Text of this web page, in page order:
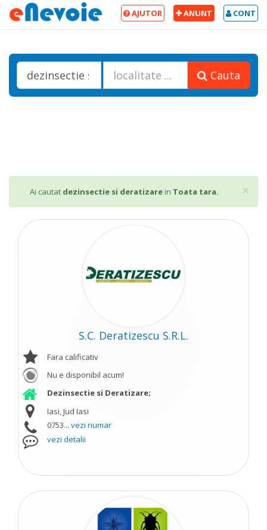
CONT
ANUNT
AJUTOR
Cauta
×
Ai cautat dezinsectie si deratizarein Toata tara.
S.C. Deratizescu S.R.L.
Fara calificativ
Nu e disponibil acum!
Dezinsectie si Deratizare;
Iasi, Jud Iasi
0753... vezi numar
vezi detalii